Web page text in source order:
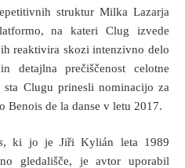
struktur Milka Lazarja
na kateri Clug izvede
reaktivira skozi intenzivno delo
detajlna prečiščenost celotne
sta Clugu prinesli nominacijo za
Benois de la danse v letu 2017.
, ki jo je Jiři Kylián leta 1989
gledališče, je avtor uporabil